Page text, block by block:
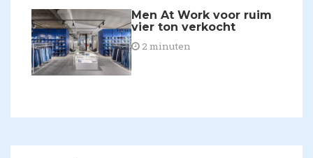
Men At Work voor ruim
vier ton verkocht
2 minuten